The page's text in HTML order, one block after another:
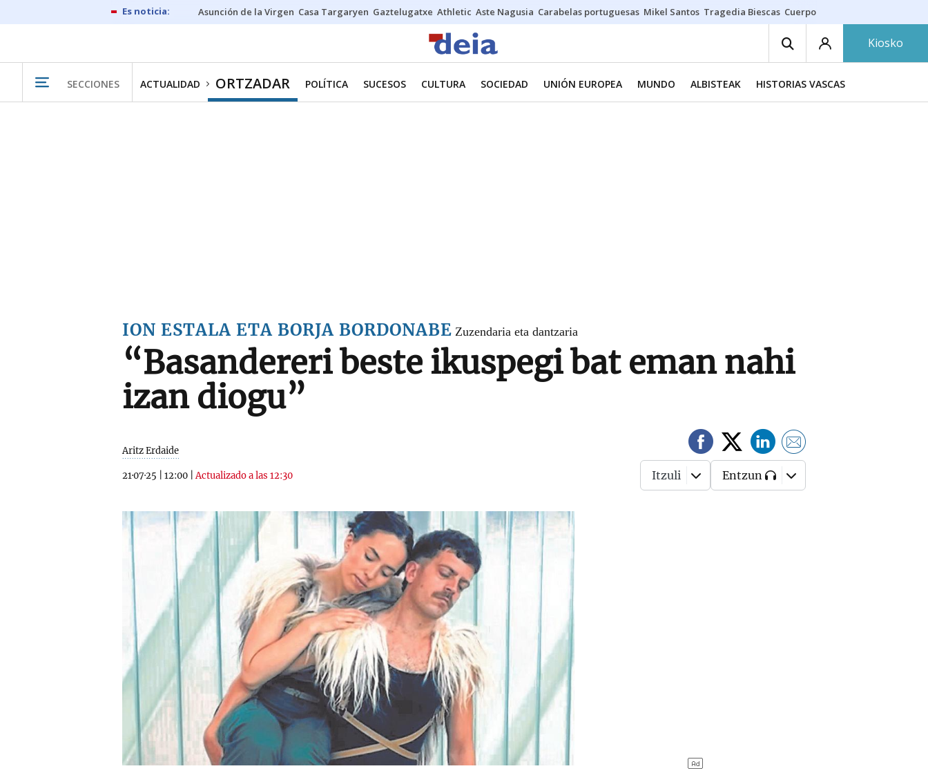
Asunción de la Virgen Casa Targaryen Gaztelugatxe Athletic Aste Nagusia Carabelas portuguesas Mikel Santos Tragedia Biescas Cuerpo ría
Kiosko
SECCIONES ACTUALIDAD ORTZADAR POLÍTICA SUCESOS CULTURA SOCIEDAD UNIÓN EUROPEA MUNDO ALBISTEAK HISTORIAS VASCAS
ION ESTALA ETA BORJA BORDONABE Zuzendaria eta dantzaria
“Basandereri beste ikuspegi bat eman nahi
izan diogu”
Aritz Erdaide
21·07·25 12:00 |Actualizado a las 12:30 Itzuli Entzun